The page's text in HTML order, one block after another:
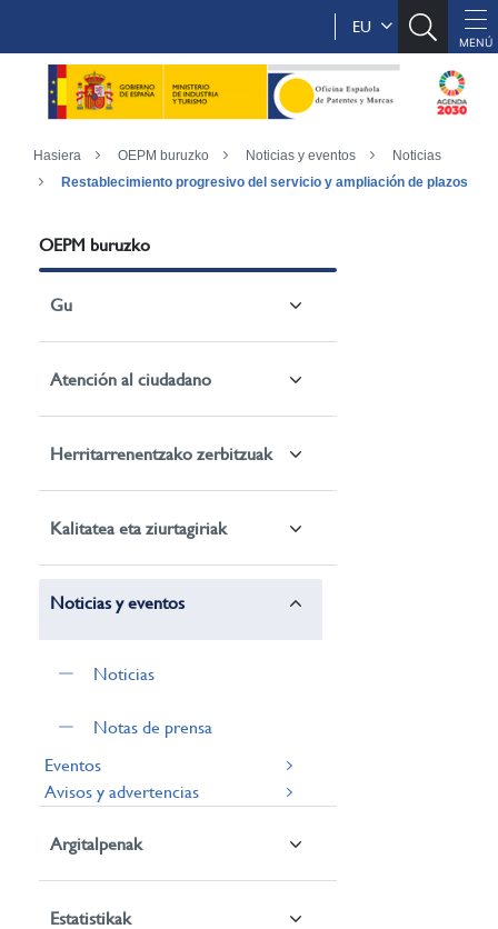
EU
Hasiera OEPM buruzko Noticias y eventos
Noticias
Restablecimiento progresivo del servicio y ampliación de plazos
OEPM buruzko
Gu
Atención al ciudadano
Herritarrenentzako zerbitzuak
Kalitatea eta ziurtagiriak
Noticias y eventos
Noticias
Notas de prensa
Eventos
Avisos y advertencias
Argitalpenak
Estatistikak